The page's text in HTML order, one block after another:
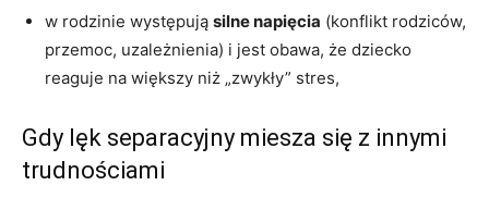
w rodzinie występują silne napięcia (konflikt rodziców,
przemoc, uzależnienia) i jest obawa, że dziecko
reaguje na większy niż „zwykły” stres,
Gdy lęk separacyjny miesza się z innymi
trudnościami